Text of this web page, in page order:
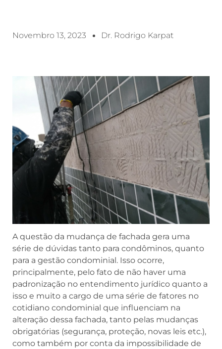
Novembro 13, 2023 Dr. Rodrigo Karpat
A questão da mudança de fachada gera uma
série de dúvidas tanto para condôminos, quanto
para a gestão condominial. Isso ocorre,
principalmente, pelo fato de não haver uma
padronização no entendimento jurídico quanto a
isso e muito a cargo de uma série de fatores no
cotidiano condominial que influenciam na
alteração dessa fachada, tanto pelas mudanças
obrigatórias (segurança, proteção, novas leis etc.),
como também por conta da impossibilidade de